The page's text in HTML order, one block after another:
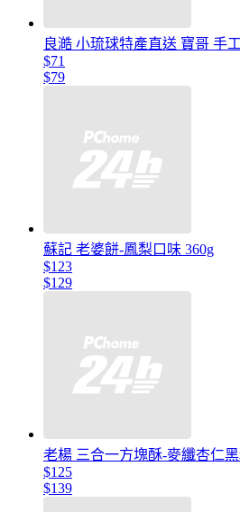
良澔 小琉球特產直送 寶哥 手
$71
$79
蘇記 老婆餅-鳳梨口味 360g
$123
$129
老楊 三合一方塊酥-麥纖杏仁
$125
$139